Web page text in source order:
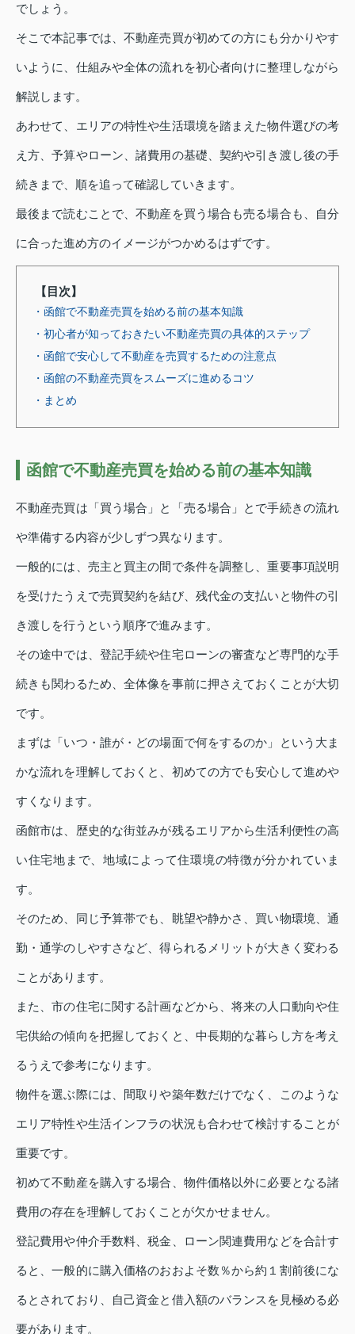
でしょう。
そこで本記事では、不動産売買が初めての方にも分かりやす
いように、仕組みや全体の流れを初心者向けに整理しながら
解説します。
あわせて、エリアの特性や生活環境を踏まえた物件選びの考
え方、予算やローン、諸費用の基礎、契約や引き渡し後の手
続きまで、順を追って確認していきます。
最後まで読むことで、不動産を買う場合も売る場合も、自分
に合った進め方のイメージがつかめるはずです。
【目次】
・函館で不動産売買を始める前の基本知識
・初心者が知っておきたい不動産売買の具体的ステップ
・函館で安心して不動産を売買するための注意点
・函館の不動産売買をスムーズに進めるコツ
・まとめ
函館で不動産売買を始める前の基本知識
不動産売買は「買う場合」と「売る場合」とで手続きの流れ
や準備する内容が少しずつ異なります。
一般的には、売主と買主の間で条件を調整し、重要事項説明
を受けたうえで売買契約を結び、残代金の支払いと物件の引
き渡しを行うという順序で進みます。
その途中では、登記手続や住宅ローンの審査など専門的な手
続きも関わるため、全体像を事前に押さえておくことが大切
です。
まずは「いつ・誰が・どの場面で何をするのか」という大ま
かな流れを理解しておくと、初めての方でも安心して進めや
すくなります。
函館市は、歴史的な街並みが残るエリアから生活利便性の高
い住宅地まで、地域によって住環境の特徴が分かれていま
す。
そのため、同じ予算帯でも、眺望や静かさ、買い物環境、通
勤・通学のしやすさなど、得られるメリットが大きく変わる
ことがあります。
また、市の住宅に関する計画などから、将来の人口動向や住
宅供給の傾向を把握しておくと、中長期的な暮らし方を考え
るうえで参考になります。
物件を選ぶ際には、間取りや築年数だけでなく、このような
エリア特性や生活インフラの状況も合わせて検討することが
重要です。
初めて不動産を購入する場合、物件価格以外に必要となる諸
費用の存在を理解しておくことが欠かせません。
登記費用や仲介手数料、税金、ローン関連費用などを合計す
ると、一般的に購入価格のおおよそ数％から約１割前後にな
るとされており、自己資金と借入額のバランスを見極める必
要があります。